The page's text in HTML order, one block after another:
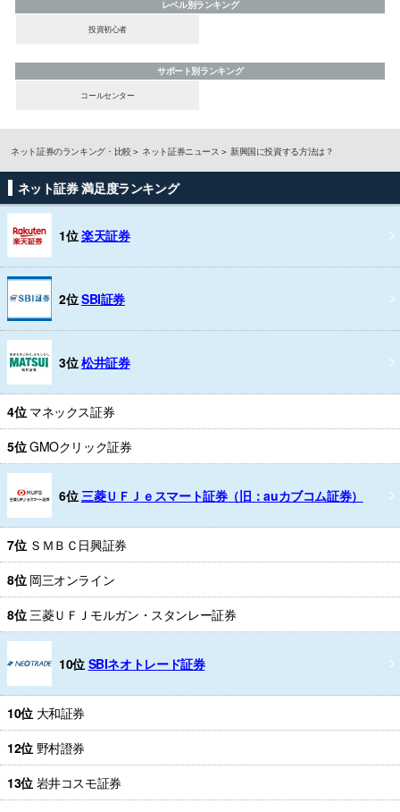
レベル別ランキング
投資初心者
サポート別ランキング
コールセンター
ネット証券のランキング・比較 ネット証券ニュース 新興国に投資する方法は？
ネット証券 満足度ランキング
1位楽天証券
2位SBI証券
3位松井証券
4位 マネックス証券
5位GMOクリック証券
6位 三菱ＵＦＪｅスマート証券（旧：auカブコム証券）
7位 ＳＭＢＣ日興証券
8位 岡三オンライン
8位 三菱ＵＦＪモルガン・スタンレー証券
10位 SBIネオトレード証券
10位 大和証券
12位 野村證券
13位 岩井コスモ証券